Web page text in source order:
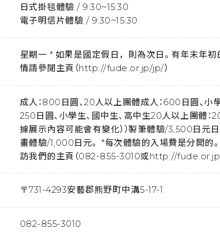
日式掛毯體驗 / 9:30~15:30
電子明信片體驗 / 9:30~15:30
星期一 * 如果是國定假日，則為次日。有年末年初
情請參閱主頁（http://fude.or.jp/jp/）
成人：800日圓、20人以上團體成人：600日圓、小學
250日圓、小學生、國中生、高中生20人以上團體：
據展示內容可能會有變化））製筆體驗/3,500日元
畫體驗/1,000日元。 *每次體驗的入場費是分開的
訪我們的主頁（082-855-3010或http://
〒731-4293安藝郡熊野町中溝5-17-1
082-855-3010